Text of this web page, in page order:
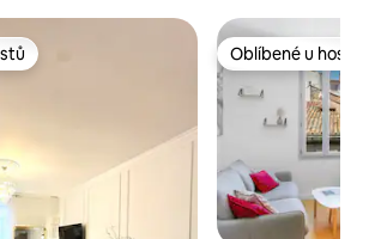
Oblíbené u hostů Oblíbené u hostů
Oblíbené u hostů